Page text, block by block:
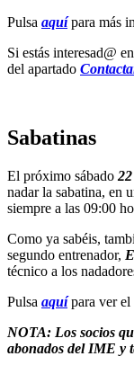
Pulsa aquípara más
Si estás interesad@
del apartado
Sabatinas
El próximo sábado 22
nadar la sabatina, en
siempre a las 09:00
Como ya sabéis,
segundo entrenador,
técnico a los
Pulsa aquípara ver el
NOTA: Los socios
abonados del IME y